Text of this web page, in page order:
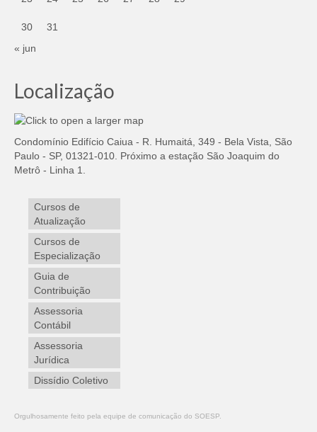
30
31
« jun
Localização
Condomínio Edifício Caiua - R. Humaitá, 349 - Bela Vista, São
Paulo - SP, 01321-010. Próximo a estação São Joaquim do
Metrô - Linha 1.
Cursos de
Atualização
Cursos de
Especialização
Guia de
Contribuição
Assessoria
Contábil
Assessoria
Jurídica
Dissídio Coletivo
Orgulhosamente feito pela equipe de comunicação do SOESP.